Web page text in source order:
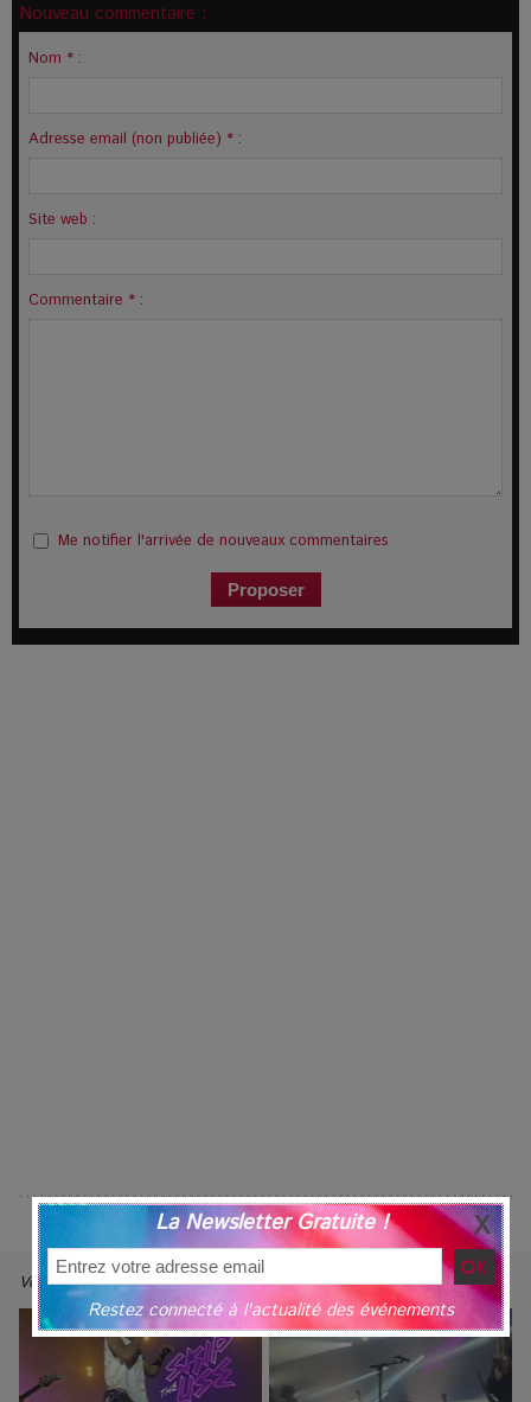
Nouveau commentaire :
Nom * :
Adresse email (non publiée) * :
Site web :
Commentaire * :
Me notifier l'arrivée de nouveaux commentaires
Voir nos Reportages Photos ⇢
La Newsletter Gratuite !
Restez connecté à l'actualité des événements